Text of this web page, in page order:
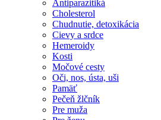
Antiparazitiká
Cholesterol
Chudnutie, detoxikácia
Cievy a srdce
Hemeroidy
Kosti
Močové cesty
Oči, nos, ústa, uši
Pamäť
Pečeň žlčník
Pre muža